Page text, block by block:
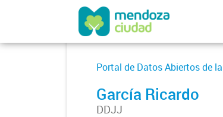
Portal de Datos Abiertos de
García Ricardo
DDJJ